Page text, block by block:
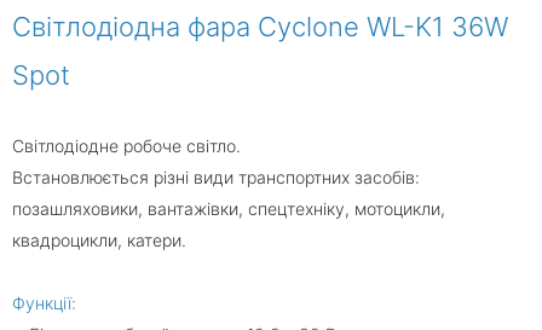
Світлодіодна фара Cyclone WL-K1 36W
Spot
Світлодіодне робоче світло.
Встановлюється різні види транспортних засобів:
позашляховики, вантажівки, спецтехніку, мотоцикли,
квадроцикли, катери.
Функції: